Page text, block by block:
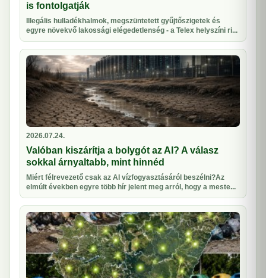
is fontolgatják
Illegális hulladékhalmok, megszüntetett gyűjtőszigetek és
egyre növekvő lakossági elégedetlenség - a Telex helyszíni ri...
2026.07.24.
Valóban kiszárítja a bolygót az AI? A válasz
sokkal árnyaltabb, mint hinnéd
Miért félrevezető csak az AI vízfogyasztásáról beszélni?Az
elmúlt években egyre több hír jelent meg arról, hogy a meste...